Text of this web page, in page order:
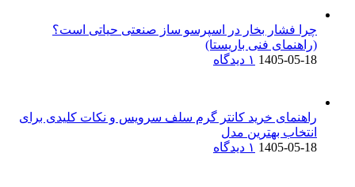
چرا فشار بخار در اسپرسو ساز صنعتی حیاتی است؟
(راهنمای فنی باریستا)
1405-05-18 ۱ دیدگاه
راهنمای خرید کانتر گرم سلف سرویس و نکات کلیدی برای
انتخاب بهترین مدل
1405-05-18 ۱ دیدگاه